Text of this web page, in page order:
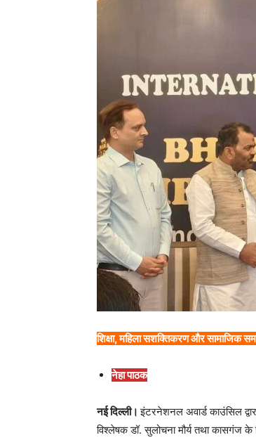
शिक्षा, महिला सशक्तिकरण और सामाजिक
नेहा पाठक
नई दिल्ली।इंटरनेशनल अवार्ड काउंसिल
विश्लेषक डॉ. सुलोचना मौर्य तथा कासगंज के